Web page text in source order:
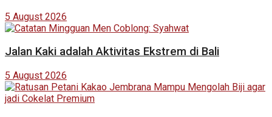
5 August 2026
Jalan Kaki adalah Aktivitas Ekstrem di Bali
5 August 2026